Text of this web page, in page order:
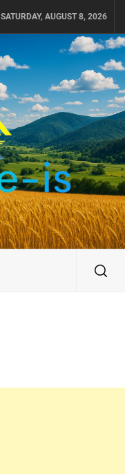
SATURDAY, AUGUST 8, 2026